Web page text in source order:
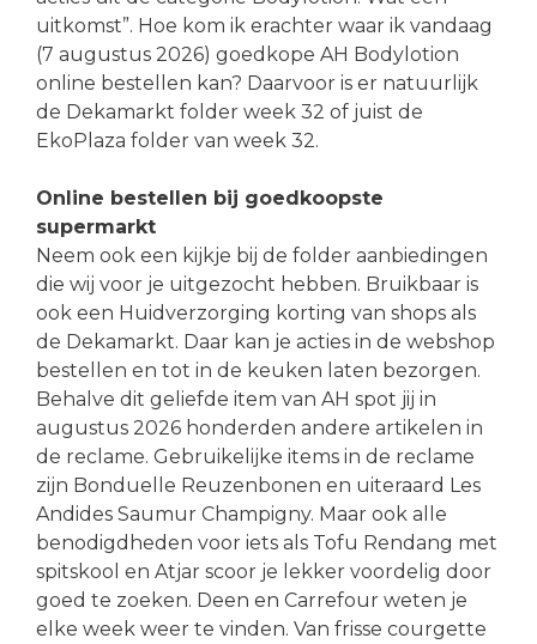
uitkomst”. Hoe kom ik erachter waar ik vandaag
(7 augustus 2026) goedkope AH Bodylotion
online bestellen kan? Daarvoor is er natuurlijk
de Dekamarkt folder week 32 of juist de
EkoPlaza folder van week 32.
Online bestellen bij goedkoopste
supermarkt
Neem ook een kijkje bij de folder aanbiedingen
die wij voor je uitgezocht hebben. Bruikbaar is
ook een Huidverzorging korting van shops als
de Dekamarkt. Daar kan je acties in de webshop
bestellen en tot in de keuken laten bezorgen.
Behalve dit geliefde item van AH spot jij in
augustus 2026 honderden andere artikelen in
de reclame. Gebruikelijke items in de reclame
zijn Bonduelle Reuzenbonen en uiteraard Les
Andides Saumur Champigny. Maar ook alle
benodigdheden voor iets als Tofu Rendang met
spitskool en Atjar scoor je lekker voordelig door
goed te zoeken. Deen en Carrefour weten je
elke week weer te vinden. Van frisse courgette